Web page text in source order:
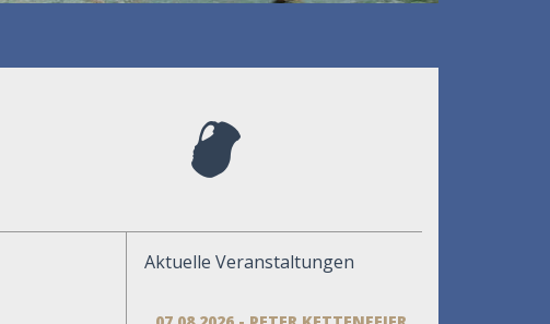
Aktuelle Veranstaltungen